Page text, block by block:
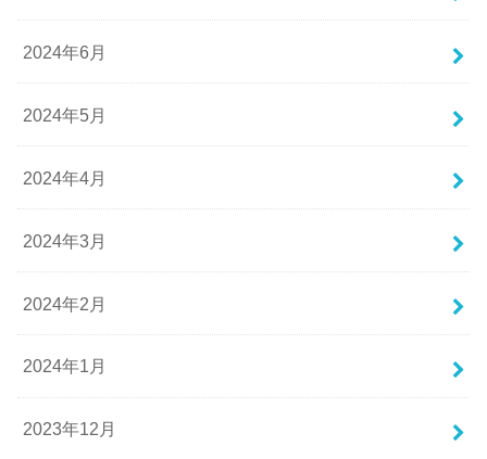
2024年6月
2024年5月
2024年4月
2024年3月
2024年2月
2024年1月
2023年12月